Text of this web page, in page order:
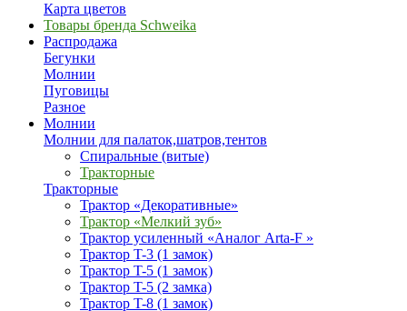
Карта цветов
Товары бренда Schweika
Распродажа
Бегунки
Молнии
Пуговицы
Разное
Молнии
Молнии для палаток,шатров,тентов
Спиральные (витые)
Тракторные
Тракторные
Трактор «Декоративные»
Трактор «Мелкий зуб»
Трактор усиленный «Аналог Arta-F »
Трактор T-3 (1 замок)
Трактор T-5 (1 замок)
Трактор T-5 (2 замка)
Трактор T-8 (1 замок)